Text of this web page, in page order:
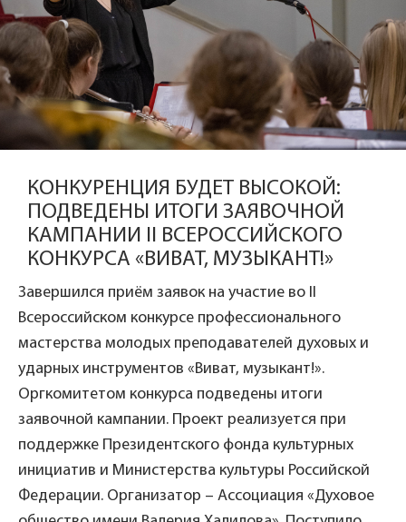
КОНКУРЕНЦИЯ БУДЕТ ВЫСОКОЙ:
ПОДВЕДЕНЫ ИТОГИ ЗАЯВОЧНОЙ
КАМПАНИИ II ВСЕРОССИЙСКОГО
КОНКУРСА «ВИВАТ, МУЗЫКАНТ!»
Завершился приём заявок на участие во II
Всероссийском конкурсе профессионального
мастерства молодых преподавателей духовых и
ударных инструментов «Виват, музыкант!».
Оргкомитетом конкурса подведены итоги
заявочной кампании. Проект реализуется при
поддержке Президентского фонда культурных
инициатив и Министерства культуры Российской
Федерации. Организатор – Ассоциация «Духовое